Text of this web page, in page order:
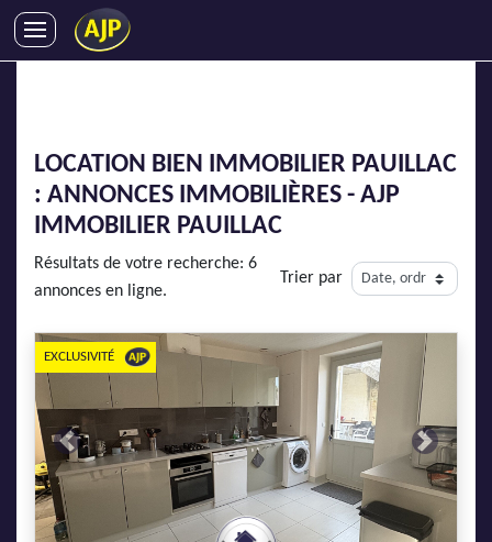
SYNDIC
IMMOBILIER NEUF
ENTREPRISES
DEVENIR FRANCHISÉ
AJP Recrute
AJP Actualités
Service Qualité Clients
LOCATION BIEN IMMOBILIER PAUILLAC
: ANNONCES IMMOBILIÈRES - AJP
IMMOBILIER PAUILLAC
Résultats de votre recherche: 6
annonces en ligne.
Trier par
Previous Next
EXCLUSIVITÉ